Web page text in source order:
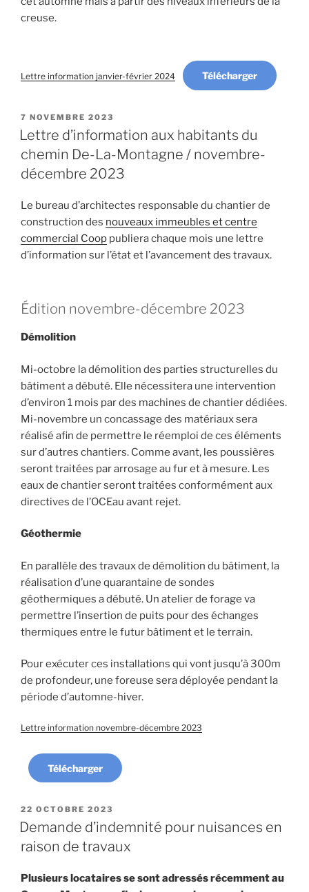
creuse.
Lettre information janvier-février 2024 Télécharger
PUBLIÉ
LE
7 NOVEMBRE 2023
Lettre d’information aux habitants du
chemin De-La-Montagne / novembre-
décembre 2023
Le bureau d’architectes responsable du chantier de
construction des nouveaux immeubles et centre
commercial Coop publiera chaque mois une lettre
d’information sur l’état et l’avancement des travaux.
Édition novembre-décembre 2023
Démolition
Mi-octobre la démolition des parties structurelles du
bâtiment a débuté. Elle nécessitera une intervention
d’environ 1 mois par des machines de chantier dédiées.
Mi-novembre un concassage des matériaux sera
réalisé afin de permettre le réemploi de ces éléments
sur d’autres chantiers. Comme avant, les poussières
seront traitées par arrosage au fur et à mesure. Les
eaux de chantier seront traitées conformément aux
directives de l’OCEau avant rejet.
Géothermie
En parallèle des travaux de démolition du bâtiment, la
réalisation d’une quarantaine de sondes
géothermiques a débuté. Un atelier de forage va
permettre l’insertion de puits pour des échanges
thermiques entre le futur bâtiment et le terrain.
Pour exécuter ces installations qui vont jusqu’à 300m
de profondeur, une foreuse sera déployée pendant la
période d’automne-hiver.
Lettre information novembre-décembre 2023
Télécharger
PUBLIÉ
LE
22 OCTOBRE 2023
Demande d’indemnité pour nuisances en
raison de travaux
Plusieurs locataires se sont adressés récemment au